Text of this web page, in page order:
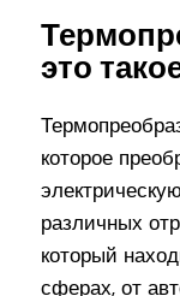
это
которое
различных
который
сферах, от